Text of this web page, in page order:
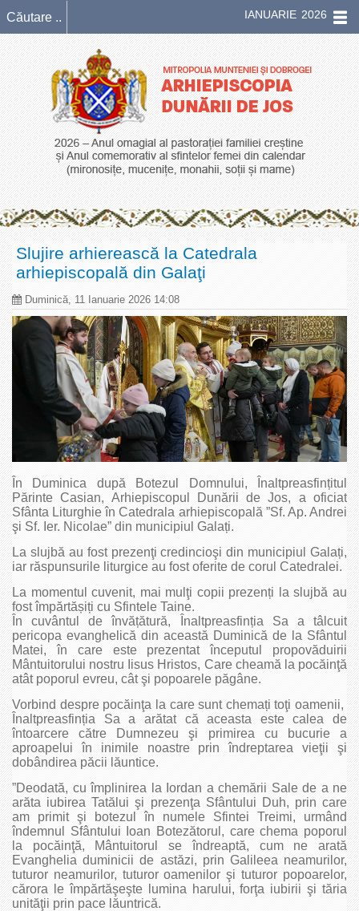
IANUARIE 2026
Slujire arhierească la Catedrala
arhiepiscopală din Galaţi
Duminică, 11 Ianuarie 2026 14:08
În Duminica după Botezul Domnului, Înaltpreasfințitul
Părinte Casian, Arhiepiscopul Dunării de Jos, a oficiat
Sfânta Liturghie în Catedrala arhiepiscopală ”Sf. Ap. Andrei
şi Sf. Ier. Nicolae” din municipiul Galați.
La slujbă au fost prezenţi credincioşi din municipiul Galați,
iar răspunsurile liturgice au fost oferite de corul Catedralei.
La momentul cuvenit, mai mulţi copii prezenți la slujbă au
fost împărtășiți cu Sfintele Taine.
În cuvântul de învățătură, Înaltpreasfinția Sa a tâlcuit
pericopa evanghelică din această Duminică de la Sfântul
Matei, în care este prezentat începutul propovăduirii
Mântuitorului nostru Iisus Hristos, Care cheamă la pocăinţă
atât poporul evreu, cât şi popoarele păgâne.
Vorbind despre pocăinţa la care sunt chemați toţi oamenii,
Înaltpreasfinția Sa a arătat că aceasta este calea de
întoarcere către Dumnezeu şi primirea cu bucurie a
aproapelui în inimile noastre prin îndreptarea vieţii şi
dobândirea păcii lăuntice.
”Deodată, cu împlinirea la Iordan a chemării Sale de a ne
arăta iubirea Tatălui şi prezenţa Sfântului Duh, prin care
am primit şi botezul în numele Sfintei Treimi, urmând
îndemnul Sfântului Ioan Botezătorul, care chema poporul
la pocăinţă, Mântuitorul se îndreaptă, cum ne arată
Evanghelia duminicii de astăzi, prin Galileea neamurilor,
tuturor neamurilor, tuturor oamenilor şi tuturor popoarelor,
cărora le împărtăşeşte lumina harului, forţa iubirii şi tăria
unităţii prin pace lăuntrică.